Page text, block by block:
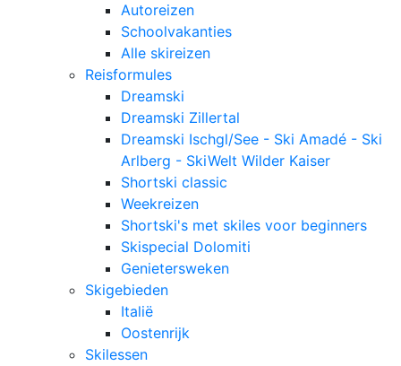
Autoreizen
Schoolvakanties
Alle skireizen
Reisformules
Dreamski
Dreamski Zillertal
Dreamski Ischgl/See - Ski Amadé - Ski
Arlberg - SkiWelt Wilder Kaiser
Shortski classic
Weekreizen
Shortski's met skiles voor beginners
Skispecial Dolomiti
Genietersweken
Skigebieden
Italië
Oostenrijk
Skilessen